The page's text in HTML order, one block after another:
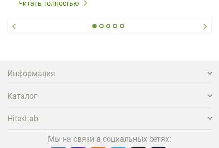
вернуться и поделиться впечатлениями в соцсетях,
проектора.
Читать полностью
Информация
Каталог
HitekLab
Мы на связи в социальных сетях: